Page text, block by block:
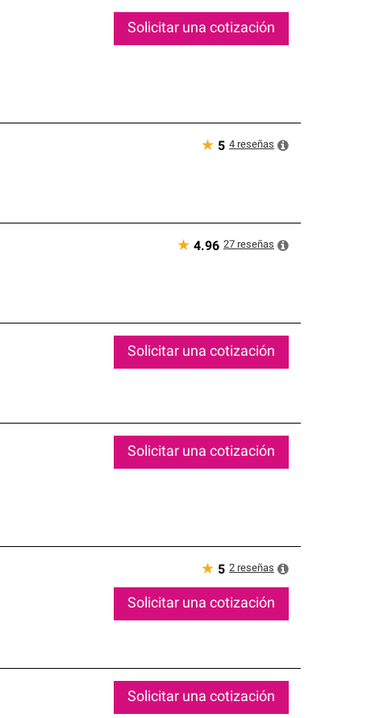
Solicitar una cotización
★ 5 4 reseñas
★ 4.96 27 reseñas
Solicitar una cotización
Solicitar una cotización
★ 5 2 reseñas
Solicitar una cotización
Solicitar una cotización